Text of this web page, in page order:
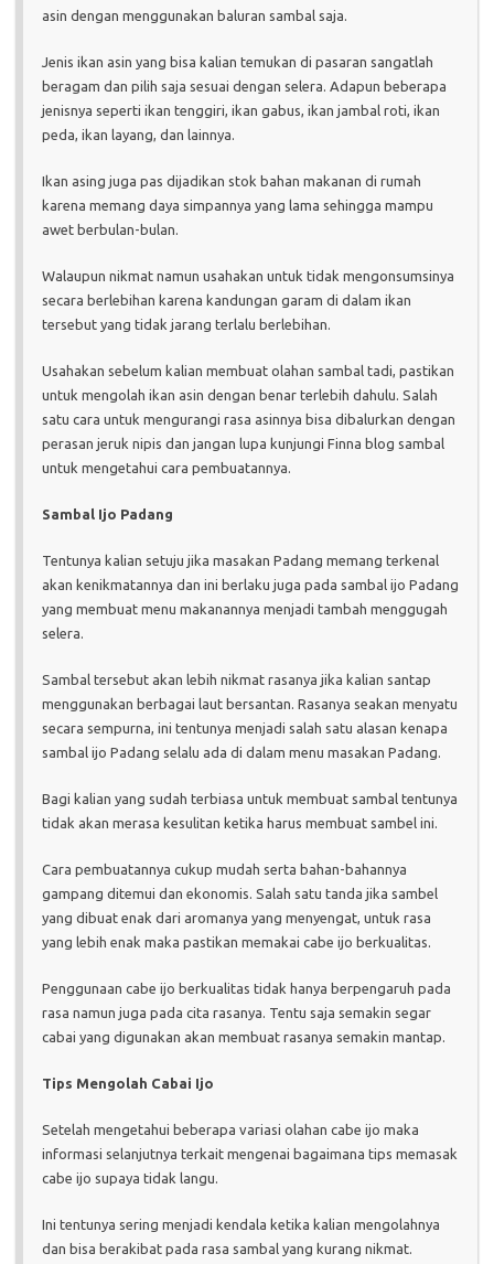
asin dengan menggunakan baluran sambal saja.
Jenis ikan asin yang bisa kalian temukan di pasaran sangatlah
beragam dan pilih saja sesuai dengan selera. Adapun beberapa
jenisnya seperti ikan tenggiri, ikan gabus, ikan jambal roti, ikan
peda, ikan layang, dan lainnya.
Ikan asing juga pas dijadikan stok bahan makanan di rumah
karena memang daya simpannya yang lama sehingga mampu
awet berbulan-bulan.
Walaupun nikmat namun usahakan untuk tidak mengonsumsinya
secara berlebihan karena kandungan garam di dalam ikan
tersebut yang tidak jarang terlalu berlebihan.
Usahakan sebelum kalian membuat olahan sambal tadi, pastikan
untuk mengolah ikan asin dengan benar terlebih dahulu. Salah
satu cara untuk mengurangi rasa asinnya bisa dibalurkan dengan
perasan jeruk nipis dan jangan lupa kunjungi Finna blog sambal
untuk mengetahui cara pembuatannya.
Sambal Ijo Padang
Tentunya kalian setuju jika masakan Padang memang terkenal
akan kenikmatannya dan ini berlaku juga pada sambal ijo Padang
yang membuat menu makanannya menjadi tambah menggugah
selera.
Sambal tersebut akan lebih nikmat rasanya jika kalian santap
menggunakan berbagai laut bersantan. Rasanya seakan menyatu
secara sempurna, ini tentunya menjadi salah satu alasan kenapa
sambal ijo Padang selalu ada di dalam menu masakan Padang.
Bagi kalian yang sudah terbiasa untuk membuat sambal tentunya
tidak akan merasa kesulitan ketika harus membuat sambel ini.
Cara pembuatannya cukup mudah serta bahan-bahannya
gampang ditemui dan ekonomis. Salah satu tanda jika sambel
yang dibuat enak dari aromanya yang menyengat, untuk rasa
yang lebih enak maka pastikan memakai cabe ijo berkualitas.
Penggunaan cabe ijo berkualitas tidak hanya berpengaruh pada
rasa namun juga pada cita rasanya. Tentu saja semakin segar
cabai yang digunakan akan membuat rasanya semakin mantap.
Tips Mengolah Cabai Ijo
Setelah mengetahui beberapa variasi olahan cabe ijo maka
informasi selanjutnya terkait mengenai bagaimana tips memasak
cabe ijo supaya tidak langu.
Ini tentunya sering menjadi kendala ketika kalian mengolahnya
dan bisa berakibat pada rasa sambal yang kurang nikmat.